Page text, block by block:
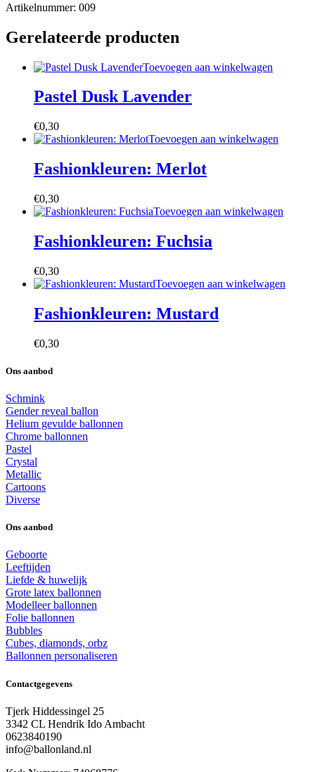
Artikelnummer: 009
Gerelateerde producten
Toevoegen aan winkelwagen
Pastel Dusk Lavender
€0,30
Toevoegen aan winkelwagen
Fashionkleuren: Merlot
€0,30
Toevoegen aan winkelwagen
Fashionkleuren: Fuchsia
€0,30
Toevoegen aan winkelwagen
Fashionkleuren: Mustard
€0,30
Ons aanbod
Schmink
Gender reveal ballon
Helium gevulde ballonnen
Chrome ballonnen
Pastel
Crystal
Metallic
Cartoons
Diverse
Ons aanbod
Geboorte
Leeftijden
Liefde & huwelijk
Grote latex ballonnen
Modelleer ballonnen
Folie ballonnen
Bubbles
Cubes, diamonds, orbz
Ballonnen personaliseren
Contactgegevens
Tjerk Hiddessingel 25
3342 CL Hendrik Ido Ambacht
0623840190
info@ballonland.nl